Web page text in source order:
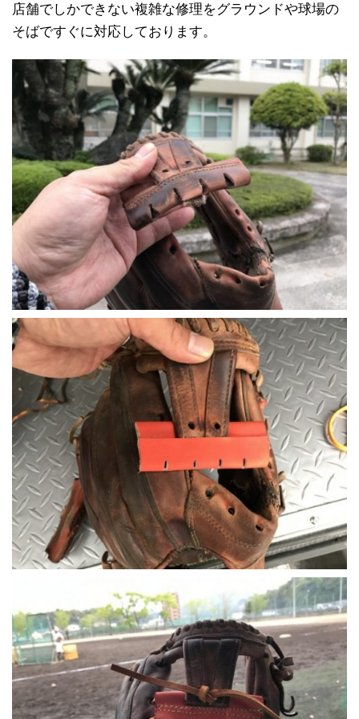
店舗でしかできない複雑な修理をグラウンドや球場の
そばですぐに対応しております。